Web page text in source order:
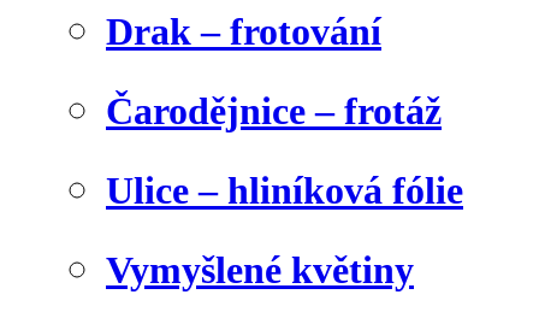
Drak – frotování
Čarodějnice – frotáž
Ulice – hliníková fólie
Vymyšlené květiny